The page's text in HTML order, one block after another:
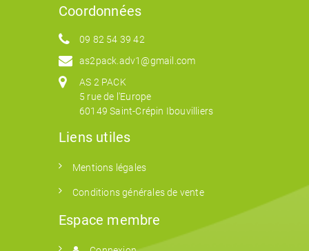
Coordonnées
09 82 54 39 42
as2pack.adv1@gmail.com
AS 2 PACK
5 rue de l'Europe
60149 Saint-Crépin Ibouvilliers
Liens utiles
Mentions légales
Conditions générales de vente
Espace membre